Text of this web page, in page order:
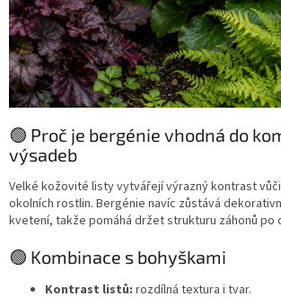
🟢 Proč je bergénie vhodná do
výsadeb
Velké kožovité listy vytvářejí výrazný kontrast
okolních rostlin. Bergénie navíc zůstává
kvetení, takže pomáhá držet strukturu záhonů po
🟢 Kombinace s bohyškami
Kontrast listů: rozdílná textura i tvar.